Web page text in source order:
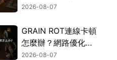
次搞定！
2026-08-07
GRAIN ROT連線卡頓
怎麼辦？網路優化這
樣解決！
2026-08-07